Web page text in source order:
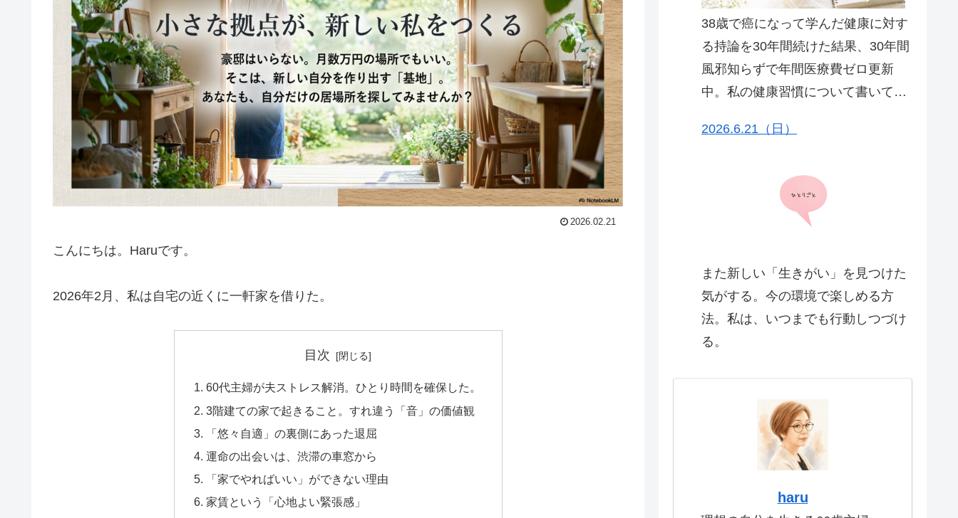
2026.02.21
こんにちは。Haruです。
2026年2月、私は自宅の近くに一軒家を借りた。
目次
60代主婦が夫ストレス解消。ひとり時間を確保した。
3階建ての家で起きること。すれ違う「音」の価値観
「悠々自適」の裏側にあった退屈
運命の出会いは、渋滞の車窓から
「家でやればいい」ができない理由
家賃という「心地よい緊張感」
38歳で癌になって学んだ健康に対す
る持論を30年間続けた結果、30年間
風邪知らずで年間医療費ゼロ更新
中。私の健康習慣について書いてい
https://note.com/harulife60/n/n179a8
2026.6.21（日）
また新しい「生きがい」を見つけた
気がする。今の環境で楽しめる方
法。私は、いつまでも行動しつづけ
る。
haru